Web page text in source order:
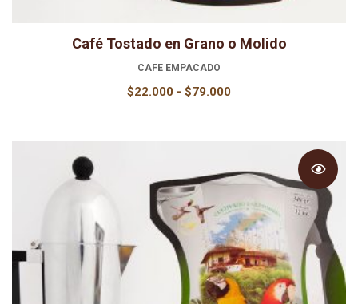
Café Tostado en Grano o Molido
CAFE EMPACADO
$22.000 - $79.000Rango
$22.000
hasta
$79.000